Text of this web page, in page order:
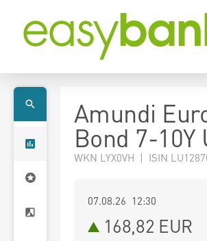
Amundi
Bond 7-10Y
WKN LYX0VH | ISIN
07.08.26 12:30
168,82 EUR